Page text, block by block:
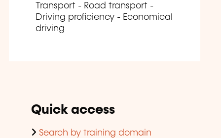
Transport - Road transport -
Driving proficiency - Economical
driving
Quick access
Search by training domain